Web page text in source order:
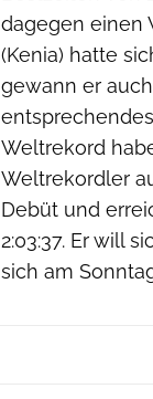
dagegen einen
(Kenia) hatte
gewann er
Weltrekord
Weltrekordler
Debüt und
2:03:37. Er will
sich am